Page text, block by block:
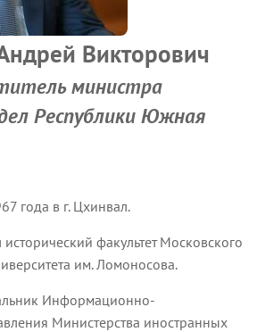
Викторович
министра
Республики Южная
года в г. Цхинвал.
факультет Московского
им. Ломоносова.
Информационно-
Министерства иностранных